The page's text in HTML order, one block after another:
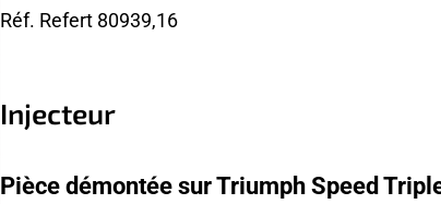
Réf. Refert 80939,16
Injecteur
Pièce démontée sur Triumph Speed